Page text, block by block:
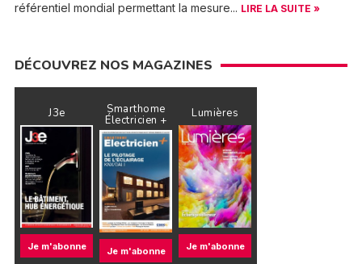
référentiel mondial permettant la mesure... LIRE LA SUITE »
DÉCOUVREZ NOS MAGAZINES
J3e
Je m'abonne
Smarthome
Électricien +
Je m'abonne
Lumières
Je m'abonne